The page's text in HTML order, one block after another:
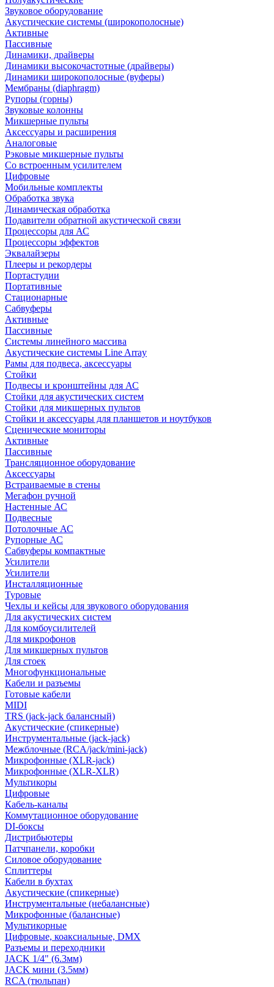
Звуковое оборудование
Акустические системы (широкополосные)
Активные
Пассивные
Динамики, драйверы
Динамики высокочастотные (драйверы)
Динамики широкополосные (вуферы)
Мембраны (diaphragm)
Рупоры (горны)
Звуковые колонны
Микшерные пульты
Аксессуары и расширения
Аналоговые
Рэковые микшерные пульты
Со встроенным усилителем
Цифровые
Мобильные комплекты
Обработка звука
Динамическая обработка
Подавители обратной акустической связи
Процессоры для АС
Процессоры эффектов
Эквалайзеры
Плееры и рекордеры
Портастудии
Портативные
Стационарные
Сабвуферы
Активные
Пассивные
Системы линейного массива
Акустические системы Line Array
Рамы для подвеса, аксессуары
Стойки
Подвесы и кронштейны для АС
Стойки для акустических систем
Стойки для микшерных пультов
Стойки и аксессуары для планшетов и ноутбуков
Сценические мониторы
Активные
Пассивные
Трансляционное оборудование
Аксессуары
Встраиваемые в стены
Мегафон ручной
Настенные АС
Подвесные
Потолочные АС
Рупорные АС
Сабвуферы компактные
Усилители
Усилители
Инсталляционные
Туровые
Чехлы и кейсы для звукового оборудования
Для акустических систем
Для комбоусилителей
Для микрофонов
Для микшерных пультов
Для стоек
Многофункциональные
Кабели и разъемы
Готовые кабели
MIDI
TRS (jack-jack балансный)
Акустические (спикерные)
Инструментальные (jack-jack)
Межблочные (RCA/jack/mini-jack)
Микрофонные (XLR-jack)
Микрофонные (XLR-XLR)
Мультикоры
Цифровые
Кабель-каналы
Коммутационное оборудование
DI-боксы
Дистрибьютеры
Патчпанели, коробки
Силовое оборудование
Сплиттеры
Кабели в бухтах
Акустические (спикерные)
Инструментальные (небалансные)
Микрофонные (балансные)
Мультикорные
Цифровые, коаксиальные, DMX
Разъемы и переходники
JACK 1/4" (6.3мм)
JACK мини (3.5мм)
RCA (тюльпан)